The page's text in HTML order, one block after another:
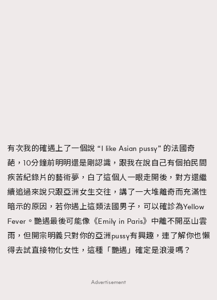
有次我的確遇上了一個說 “I like Asian pussy” 的法國奇
葩，10分鐘前明明還是剛認識，跟我在說自己有個拍民間
疾苦紀錄片的藝術夢，白了這個人一眼走開後，對方還繼
續追過來說只跟亞洲女生交往，講了一大堆離奇而充滿性
暗示的原因，若你遇上這類法國男子，可以確診為Yellow
Fever。艷遇最後可能像《Emily in Paris》中離不開巫山雲
雨，但開宗明義只對你的亞洲pussy有興趣，連了解你也懶
得去試直接物化女性，這種「艷遇」確定是浪漫嗎？
Advertisement